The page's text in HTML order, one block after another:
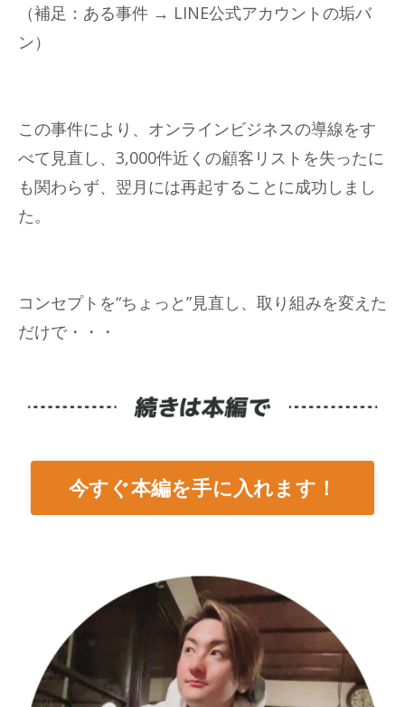
（補足： ある事件 → LINE公式アカウントの垢バ
ン）
この事件により、オンラインビジネスの導線をす
べて見直し、3,000件近くの顧客リストを失ったに
も関わらず、翌月には再起することに成功しまし
た。
コンセプトを“ちょっと”見直し、取り組みを変えた
だけで・・・
今すぐ本編を手に入れます！